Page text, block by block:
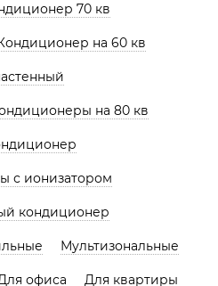
70 кв
на 60 кв
на 80 кв
с ионизатором
кондиционер
Мультизональные
офиса Для квартиры